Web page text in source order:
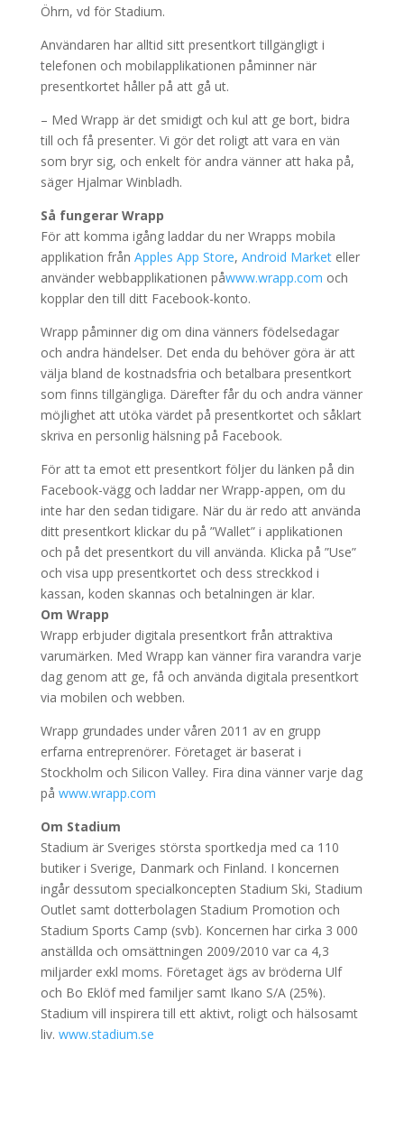
Öhrn, vd för Stadium.
Användaren har alltid sitt presentkort tillgängligt i
telefonen och mobilapplikationen påminner när
presentkortet håller på att gå ut.
– Med Wrapp är det smidigt och kul att ge bort, bidra
till och få presenter. Vi gör det roligt att vara en vän
som bryr sig, och enkelt för andra vänner att haka på,
säger Hjalmar Winbladh.
Så fungerar Wrapp
För att komma igång laddar du ner Wrapps mobila
applikation från Apples App Store, Android Marketeller
använder webbapplikationen påwww.wrapp.com och
kopplar den till ditt Facebook-konto.
Wrapp påminner dig om dina vänners födelsedagar
och andra händelser. Det enda du behöver göra är att
välja bland de kostnadsfria och betalbara presentkort
som finns tillgängliga. Därefter får du och andra vänner
möjlighet att utöka värdet på presentkortet och såklart
skriva en personlig hälsning på Facebook.
För att ta emot ett presentkort följer du länken på din
Facebook-vägg och laddar ner Wrapp-appen, om du
inte har den sedan tidigare. När du är redo att använda
ditt presentkort klickar du på ”Wallet” i applikationen
och på det presentkort du vill använda. Klicka på ”Use”
och visa upp presentkortet och dess streckkod i
kassan, koden skannas och betalningen är klar.
Om Wrapp
Wrapp erbjuder digitala presentkort från attraktiva
varumärken. Med Wrapp kan vänner fira varandra varje
dag genom att ge, få och använda digitala presentkort
via mobilen och webben.
Wrapp grundades under våren 2011 av en grupp
erfarna entreprenörer. Företaget är baserat i
Stockholm och Silicon Valley. Fira dina vänner varje dag
på www.wrapp.com
Om Stadium
Stadium är Sveriges största sportkedja med ca 110
butiker i Sverige, Danmark och Finland. I koncernen
ingår dessutom specialkoncepten Stadium Ski, Stadium
Outlet samt dotterbolagen Stadium Promotion och
Stadium Sports Camp (svb). Koncernen har cirka 3 000
anställda och omsättningen 2009/2010 var ca 4,3
miljarder exkl moms. Företaget ägs av bröderna Ulf
och Bo Eklöf med familjer samt Ikano S/A (25%).
Stadium vill inspirera till ett aktivt, roligt och hälsosamt
liv. www.stadium.se